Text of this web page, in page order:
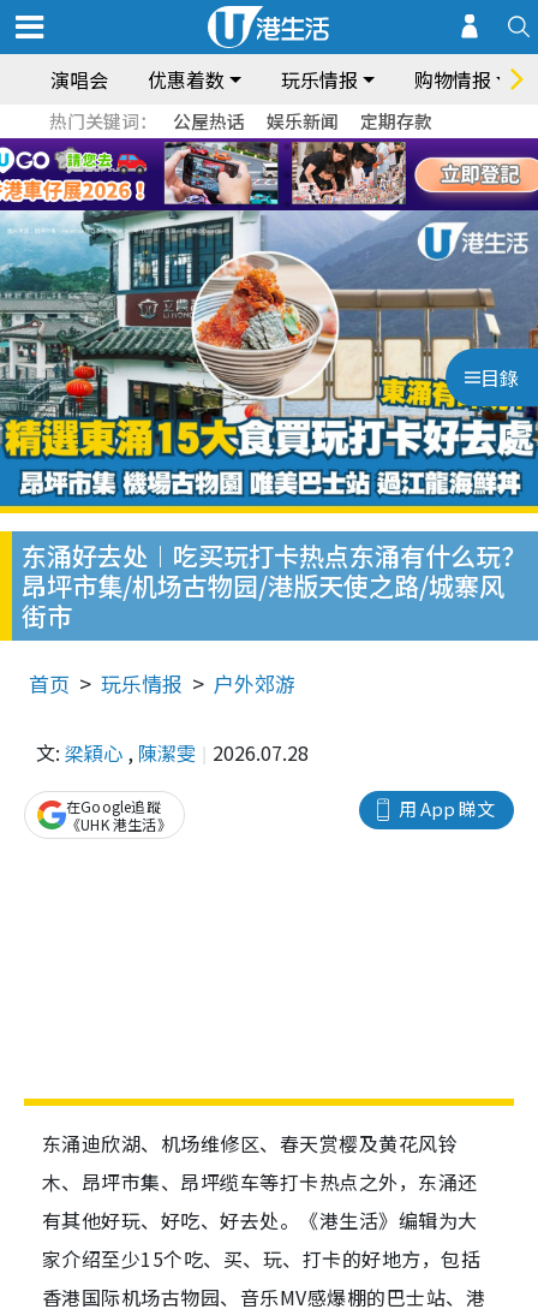
演唱会 优惠着数 玩乐情报 购物情报
热门关键词： 公屋热话 娱乐新闻 定期存款
目錄
东涌好去处︱吃买玩打卡热点东涌有什么玩？
昂坪市集/机场古物园/港版天使之路/城寨风
街市
首页 玩乐情报 户外郊游
文: 梁穎心 , 陳潔雯 2026.07.28
用 App 睇文
在Google追蹤
《UHK 港生活》
东涌迪欣湖、机场维修区、春天赏樱及黄花风铃
木、昂坪市集、昂坪缆车等打卡热点之外，东涌还
有其他好玩、好吃、好去处。《港生活》编辑为大
家介绍至少15个吃、买、玩、打卡的好地方，包括
香港国际机场古物园、音乐MV感爆棚的巴士站、港